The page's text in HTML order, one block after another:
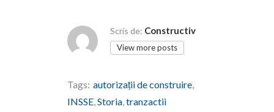
Scris de: Constructiv
View more posts
Tags: autorizații de construire,
INSSE,Storia,tranzactii